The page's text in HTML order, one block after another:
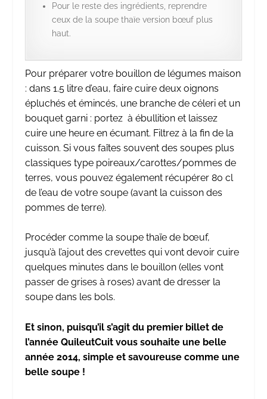
Pour le reste des ingrédients, reprendre
ceux de la soupe thaïe version bœuf plus
haut.
Pour préparer votre bouillon de légumes maison
: dans 1.5 litre d’eau, faire cuire deux oignons
épluchés et émincés, une branche de céleri et un
bouquet garni : portez à ébullition et laissez
cuire une heure en écumant. Filtrez à la fin de la
cuisson. Si vous faîtes souvent des soupes plus
classiques type poireaux/carottes/pommes de
terres, vous pouvez également récupérer 80 cl
de l’eau de votre soupe (avant la cuisson des
pommes de terre).
Procéder comme la soupe thaïe de bœuf,
jusqu’à l’ajout des crevettes qui vont devoir cuire
quelques minutes dans le bouillon (elles vont
passer de grises à roses) avant de dresser la
soupe dans les bols.
Et sinon, puisqu’il s’agit du premier billet de
l’année QuileutCuit vous souhaite une belle
année 2014, simple et savoureuse comme une
belle soupe !